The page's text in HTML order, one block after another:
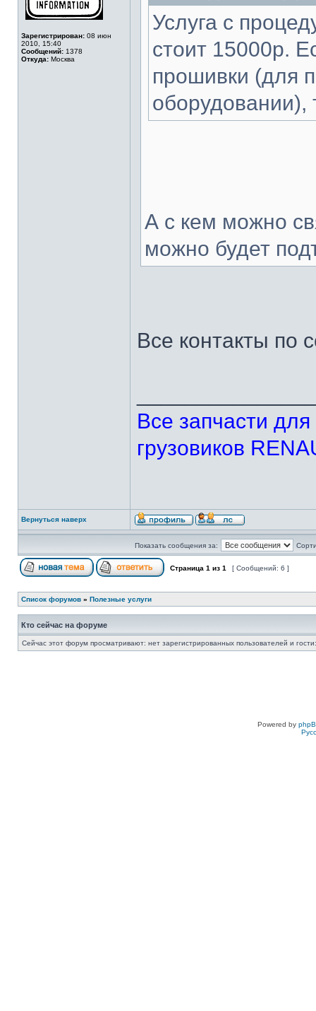
Зарегистрирован: 08 июн
2010, 15:40
Сообщений: 1378
Откуда: Москва
Услуга с
стоит 15000р.
прошивки (для
оборудовании),
А с кем можно
можно будет
Все контакты по
Все запчасти
грузовиков
Вернуться наверх
Показать сообщения за:
Страница 1 из 1 [ Сообщений: 6 ]
Список форумов » Полезные услуги
Кто сейчас на форуме
Сейчас этот форум просматривают: нет зарегистрированных пользователей и
Powered by